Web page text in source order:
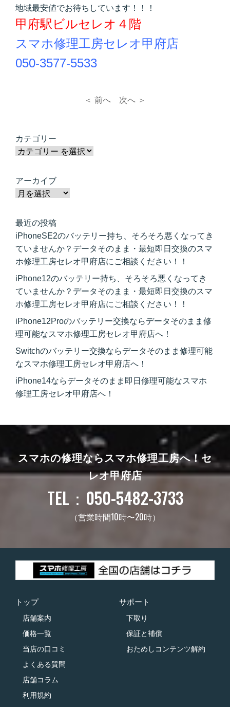
地域最安値でお待ちしています！！！
甲府駅ビルセレオ４階
スマホ修理工房セレオ甲府店
050-3577-5533
＜ 前へ 次へ ＞
カテゴリー
アーカイブ
最近の投稿
iPhoneSE2のバッテリー持ち、そろそろ悪くなってき
ていませんか？データそのまま・最短即日交換のスマ
ホ修理工房セレオ甲府店にご相談ください！！
iPhone12のバッテリー持ち、そろそろ悪くなってき
ていませんか？データそのまま・最短即日交換のスマ
ホ修理工房セレオ甲府店にご相談ください！！
iPhone12Proのバッテリー交換ならデータそのまま修
理可能なスマホ修理工房セレオ甲府店へ！
Switchのバッテリー交換ならデータそのまま修理可能
なスマホ修理工房セレオ甲府店へ！
iPhone14ならデータそのまま即日修理可能なスマホ
修理工房セレオ甲府店へ！
スマホの修理ならスマホ修理工房へ！ セ
レオ甲府店
TEL：050-5482-3733
（営業時間10時〜20時）
トップ
店舗案内
価格一覧
当店の口コミ
よくある質問
店舗コラム
利用規約
サポート
下取り
保証と補償
おためしコンテンツ解約